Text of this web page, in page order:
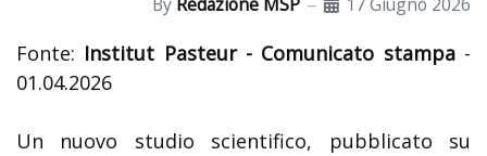
Fonte: Institut Pasteur - Comunicato stampa -
01.04.2026
Un nuovo studio scientifico, pubblicato su